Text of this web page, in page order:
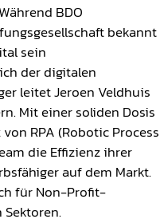
BDO
bekannt
sein
der digitalen
leitet Jeroen Veldhuis
Mit einer soliden Dosis
RPA (Robotic Process
die Effizienz ihrer
auf dem Markt.
für Non-Profit-